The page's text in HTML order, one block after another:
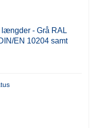
- Grå RAL
EN 10204 samt